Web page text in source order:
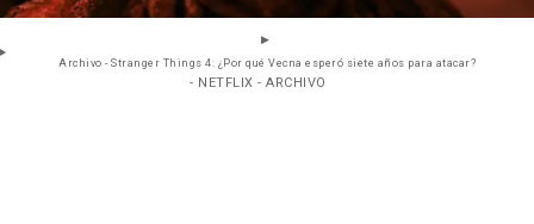
Archivo - Stranger Things 4: ¿Por qué Vecna esperó siete años para atacar?
- NETFLIX - ARCHIVO